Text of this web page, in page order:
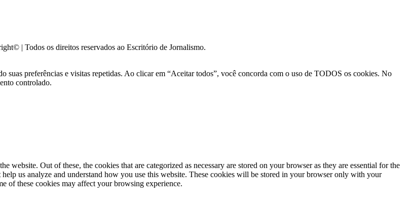
| Todos os direitos reservados ao Escritório de Jornalismo.
suas preferências e visitas repetidas. Ao clicar em “Aceitar todos”, você concorda com o uso de TODOS os cookies. No
controlado.
Out of these, the cookies that are categorized as necessary are stored on your browser as they are essential for the
us analyze and understand how you use this website. These cookies will be stored in your browser only with your
of these cookies may affect your browsing experience.